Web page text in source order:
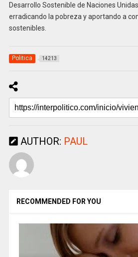
Desarrollo Sostenible de Naciones
erradicando la pobreza y aportando a
sostenibles.
Politica 14213
AUTHOR: PAUL
RECOMMENDED FOR YOU